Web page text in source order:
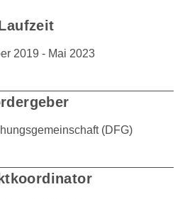
2019 - Mai 2023
(DFG)